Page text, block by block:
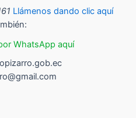
Llámenos dando clic aquí
WhatsApp aquí